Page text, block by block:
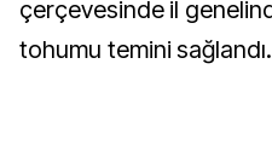
çerçevesinde il
tohumu temini sağlandı.